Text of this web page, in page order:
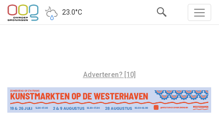
23.0°C
Adverteren? [10]